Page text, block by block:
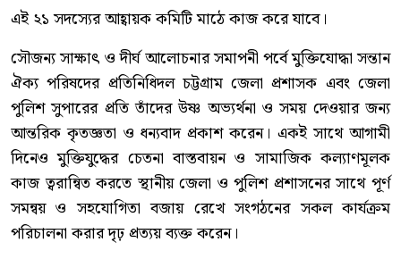
এই ২১ সদস্যের আহ্বায়ক কমিটি মাঠে কাজ করে যাবে।
সৌজন্য সাক্ষাৎ ও দীর্ঘ আলোচনার সমাপনী পর্বে মুক্তিযোদ্ধা সন্তান
ঐক্য পরিষদের প্রতিনিধিদল চট্টগ্রাম জেলা প্রশাসক এবং জেলা
পুলিশ সুপারের প্রতি তাঁদের উষ্ণ অভ্যর্থনা ও সময় দেওয়ার জন্য
আন্তরিক কৃতজ্ঞতা ও ধন্যবাদ প্রকাশ করেন। একই সাথে আগামী
দিনেও মুক্তিযুদ্ধের চেতনা বাস্তবায়ন ও সামাজিক কল্যাণমূলক
কাজ ত্বরান্বিত করতে স্থানীয় জেলা ও পুলিশ প্রশাসনের সাথে পূর্ণ
সমন্বয় ও সহযোগিতা বজায় রেখে সংগঠনের সকল কার্যক্রম
পরিচালনা করার দৃঢ় প্রত্যয় ব্যক্ত করেন।